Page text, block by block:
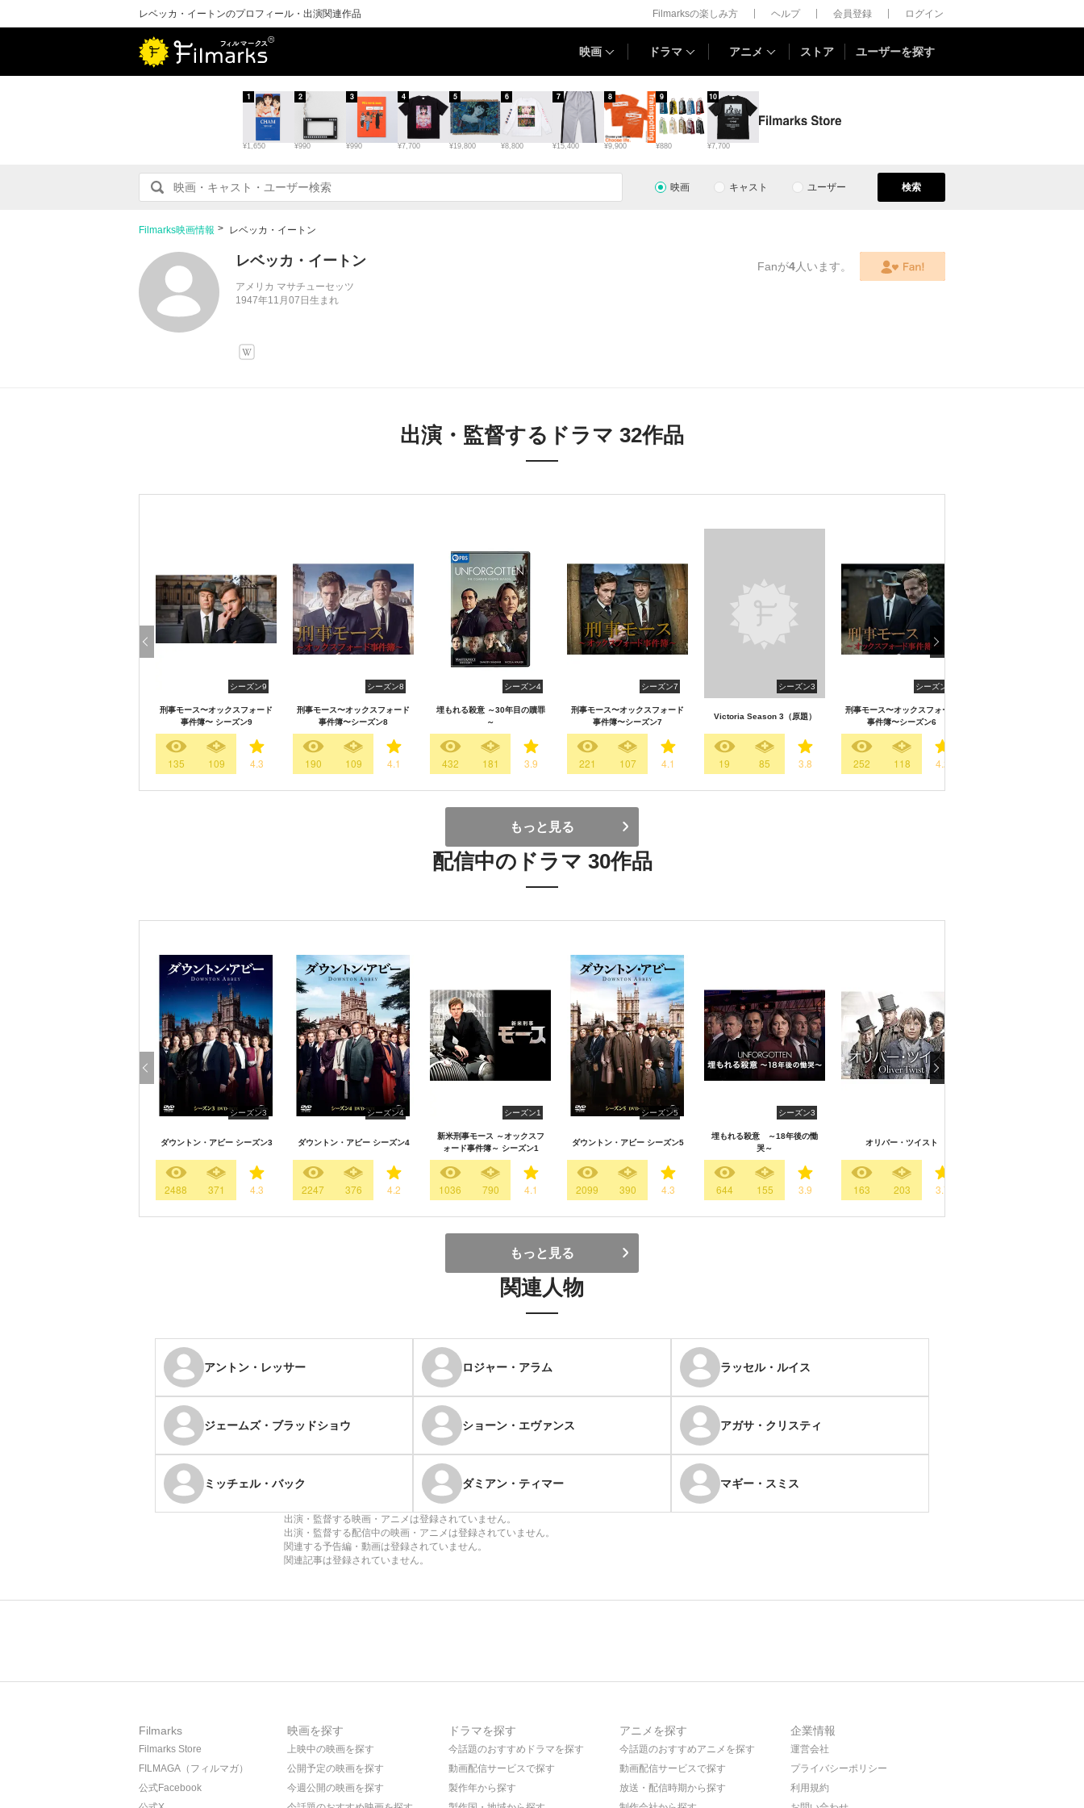
レベッカ・イートンのプロフィール・出演関連作品 Filmarksの楽しみ方 ヘルプ 会員登録 ログイン
映画 ドラマ アニメ ストア ユーザーを探す
¥1,650
1
¥990
2
¥990
3
¥7,700
4
¥19,800
5
¥8,800
6
¥15,400
7
¥9,900
8
¥880
9
¥7,700
10
映画 キャスト ユーザー 検索
Filmarks映画情報 レベッカ・イートン
レベッカ・イートン
アメリカ マサチューセッツ
1947年11月07日生まれ
Fanが4人います。
出演・監督するドラマ 32作品
シーズン9
刑事モース〜オックスフォード
事件簿〜 シーズン9
135 109 4.3
シーズン8
刑事モース〜オックスフォード
事件簿〜シーズン8
190 109 4.1
シーズン4
埋もれる殺意 ～30年目の贖罪
～
432 181 3.9
シーズン7
刑事モース〜オックスフォード
事件簿〜シーズン7
221 107 4.1
シーズン3
Victoria Season 3（原題）
19 85 3.8
シーズン6
刑事モース〜オックスフォード
事件簿〜シーズン6
252 118 4.2
もっと見る
配信中のドラマ 30作品
シーズン3
ダウントン・アビー シーズン3
2488 371 4.3
シーズン4
ダウントン・アビー シーズン4
2247 376 4.2
シーズン1
新米刑事モース ～オックスフ
ォード事件簿～ シーズン1
1036 790 4.1
シーズン5
ダウントン・アビー シーズン5
2099 390 4.3
シーズン3
埋もれる殺意 ～18年後の慟
哭～
644 155 3.9
オリバー・ツイスト
163 203 3.7
もっと見る
関連人物
アントン・レッサー ロジャー・アラム ラッセル・ルイス
ジェームズ・ブラッドショウ ショーン・エヴァンス アガサ・クリスティ
ミッチェル・バック ダミアン・ティマー マギー・スミス
出演・監督する映画・アニメは登録されていません。
出演・監督する配信中の映画・アニメは登録されていません。
関連する予告編・動画は登録されていません。
関連記事は登録されていません。
Filmarks
Filmarks Store
FILMAGA（フィルマガ）
公式Facebook
映画を探す
上映中の映画を探す
公開予定の映画を探す
今週公開の映画を探す
ドラマを探す
今話題のおすすめドラマを探す
動画配信サービスで探す
製作年から探す
アニメを探す
今話題のおすすめアニメを探す
動画配信サービスで探す
放送・配信時期から探す
企業情報
運営会社
プライバシーポリシー
利用規約